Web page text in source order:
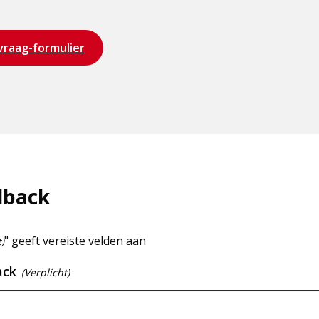
formulier
" geeft vereiste velden aan
(Verplicht)